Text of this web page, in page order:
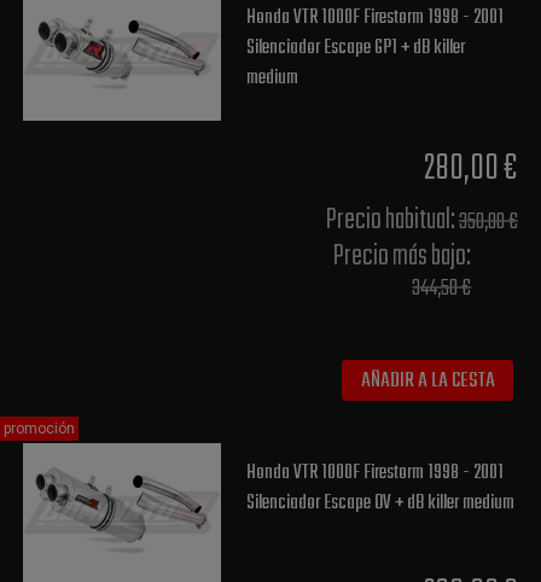
Honda VTR 1000F Firestorm 1998 - 2001
Silenciador Escape GP1 + dB killer
medium
280,00 €
Precio habitual​:350,00 €
Precio más bajo​:
344,50 €
AÑADIR A LA CESTA
Honda VTR 1000F Firestorm 1998 - 2001
Silenciador Escape OV + dB killer medium
promoción